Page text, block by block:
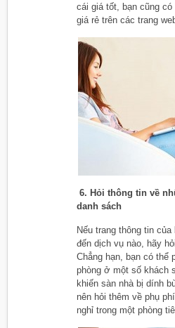
cái giá tốt, bạn cũng
giá rẻ trên các trang
6. Hỏi thông tin về
danh sách
Nếu trang thông tin
đến dịch vụ nào, hãy
Chẳng hạn, bạn có thể
phòng ở một số khách
khiến sàn nhà bị dính
nên hỏi thêm về phụ
nghỉ trong một phòng